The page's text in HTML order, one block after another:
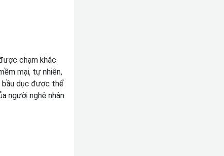
chạm khắc
mại, tự nhiên,
bầu dục được thể
người nghệ nhân